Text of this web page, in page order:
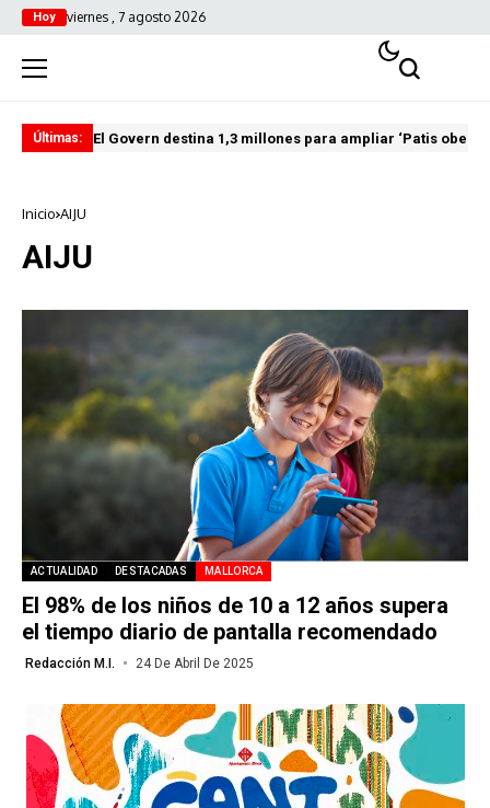
Hoy viernes , 7 agosto 2026
Últimas: El Govern destina 1,3 millones para ampliar ‘Patis
Inicio AIJU
AIJU
ACTUALIDAD DESTACADAS MALLORCA
El 98% de los niños de 10 a 12 años supera
el tiempo diario de pantalla recomendado
Redacción M.I. 24 De Abril De 2025